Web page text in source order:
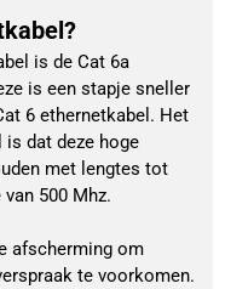
is de Cat 6a
is een stapje sneller
6 ethernetkabel. Het
is dat deze hoge
met lengtes tot
500 Mhz.
afscherming om
te voorkomen.